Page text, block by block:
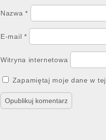
Nazwa*
E-mail *
Witryna internetowa
Zapamiętaj moje dane w